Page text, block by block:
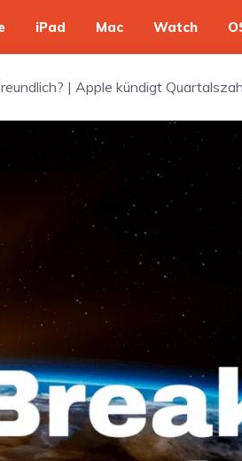
iPad Mac Watch
| Apple kündigt